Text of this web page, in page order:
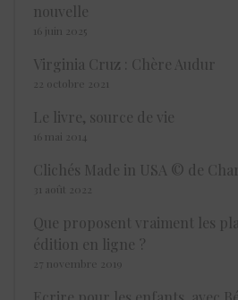
nouvelle
16 juin 2025
Virginia Cruz : Chère Audur
22 octobre 2021
Le livre, source de vie
16 mai 2014
Clichés Made in USA © de
31 août 2022
Que proposent vraiment les
édition en ligne ?
27 novembre 2019